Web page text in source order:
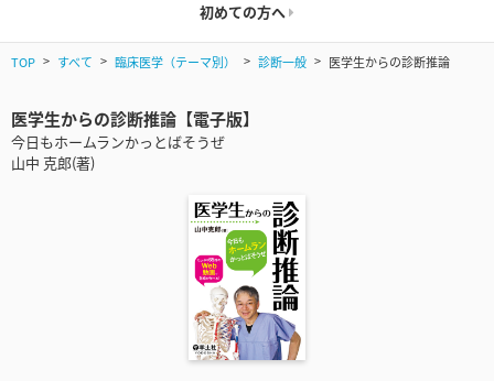
初めての方へ
TOP すべて 臨床医学（テーマ別） 診断一般 医学生からの診断推論
医学生からの診断推論【電子版】
今日もホームランかっとばそうぜ
山中 克郎(著)